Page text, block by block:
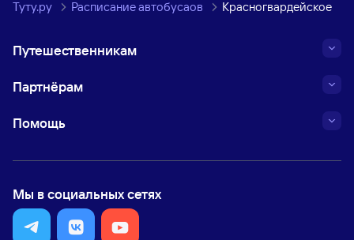
Туту.ру Расписание автобусаов Красногвардейское
Путешественникам
Партнёрам
Помощь
Мы в социальных сетях